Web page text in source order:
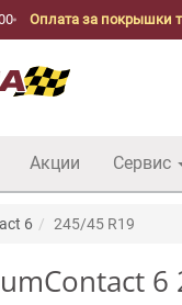
Оплата за покрышки
Акции Сервис
6 245/45 R19
6